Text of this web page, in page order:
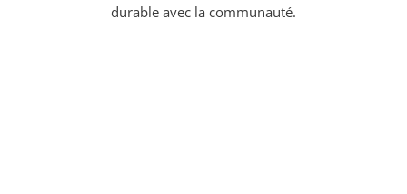
durable avec la communauté.